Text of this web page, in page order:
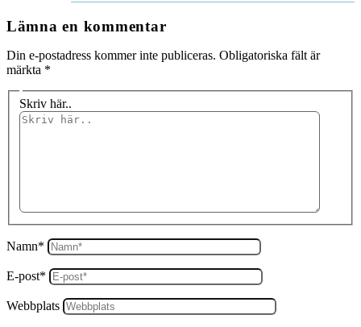
Lämna en kommentar
Din e-postadress kommer inte publiceras. Obligatoriska fält är
märkta *
Skriv här..
Namn*
E-post*
Webbplats